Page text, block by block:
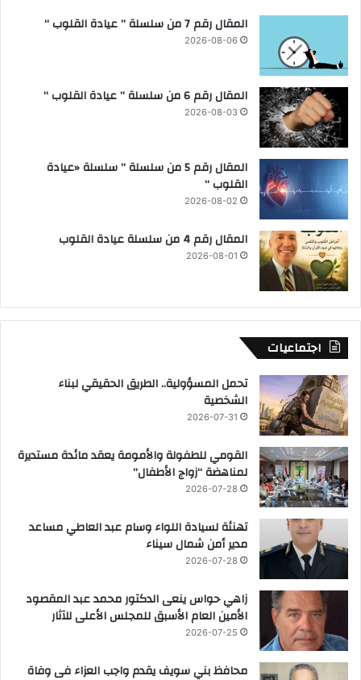
المقال رقم 7 من سلسلة ” عيادة القلوب “
2026-08-06
المقال رقم 6 من سلسلة ” عيادة القلوب “
2026-08-03
المقال رقم 5 من سلسلة ” سلسلة «عيادة
القلوب “
2026-08-02
المقال رقم 4 من سلسلة عيادة القلوب
2026-08-01
اجتماعيات
تحمل المسؤولية.. الطريق الحقيقي لبناء
الشخصية
2026-07-31
القومي للطفولة والأمومة يعقد مائدة مستديرة
لمناهضة “زواج الأطفال”
2026-07-28
تهنئة لسيادة اللواء وسام عبد العاطي مساعد
مدير أمن شمال سيناء
2026-07-28
زاهي حواس ينعى الدكتور محمد عبد المقصود
الأمين العام الأسبق للمجلس الأعلى للآثار
2026-07-25
محافظ بني سويف يقدم واجب العزاء فى وفاة